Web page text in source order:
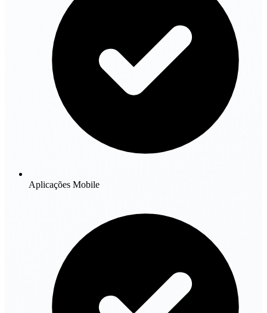
Aplicações Mobile